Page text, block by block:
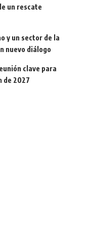
un rescate
y un sector de la
nuevo diálogo
clave para
de 2027